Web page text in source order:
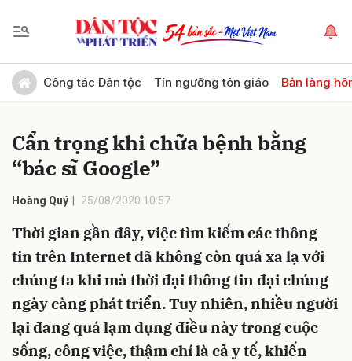
Công tác Dân tộc Tín ngưỡng tôn giáo Bản làng
Cẩn trọng khi chữa bệnh bằng
“bác sĩ Google”
Hoàng Quý 25/08/2020 10:57
Thời gian gần đây, việc tìm kiếm các thông
tin trên Internet đã không còn quá xa lạ với
chúng ta khi mà thời đại thông tin đại chúng
ngày càng phát triển. Tuy nhiên, nhiều người
lại đang quá lạm dụng điều này trong cuộc
sống, công việc, thậm chí là cả y tế, khiến
Gửi bình luận
Hủy Gửi